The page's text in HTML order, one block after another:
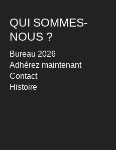
QUI SOMMES-
NOUS ?
Bureau 2026
Adhérez maintenant
Contact
Histoire